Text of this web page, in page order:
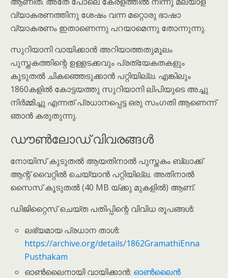
വ്യാകരണത്തിനു ശേഷം വന്ന മറ്റൊരു ഭാഷാ
വ്യാകരണം ഇതാണെന്നു പറയാമെന്നു തോന്നുന്നു.
സുറിയാനി വായിക്കാൻ അറിയാത്തതുമൂലം
പുസ്തകത്തിന്റെ ഉള്ളടക്കവും പ്രത്യേകതകളും
കൂടുതൽ ചികഞ്ഞെടുക്കാൻ പറ്റിയില്ല. എങ്കിലും
1860കളിൽ കോട്ടയത്തു സുറിയാനി ലിപിയുടെ അച്ചു
നിർമ്മിച്ചു എന്നത് പ്രധാനപ്പെട്ട ഒരു സംഗതി ആണെന്ന്
ഞാൻ കരുതുന്നു.
ഡൗൺലോഡ് വിവരങ്ങൾ
നോയിസ് കുടുതൽ ആയതിനാൽ പുസ്തകം ബ്ലാക്ക്
ആന്റ് വൈറ്റിൽ ചെയ്യാൻ പറ്റിയില്ല. അതിനാൽ
സൈസ് കൂടുതൽ (40 MB യ്ക്കു മുകളിൽ) ആണ്.
ഡിജിറ്റൈസ് ചെയ്ത പതിപ്പിന്റെ വിവിധ രൂപങ്ങൾ:
ലഭ്യമായ പ്രധാന താൾ:
https://archive.org/details/1862GramathiEnna
Pusthakam
ഓൺലൈനായി വായിക്കാൻ: ഓൺലൈൻ